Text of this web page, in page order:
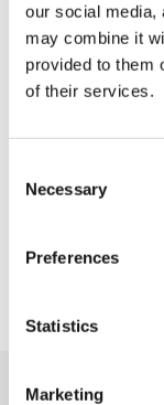
our social media,
may combine it
provided to them
of their services.
Necessary
Preferences
Statistics
Marketing
结算